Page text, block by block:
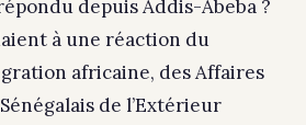
depuis Addis-Abeba ?
à une réaction du
africaine, des Affaires
de l’Extérieur